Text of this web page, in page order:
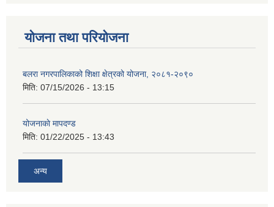
योजना तथा परियोजना
बलरा नगरपालिकाको शिक्षा क्षेत्रको योजना, २०८१-२०९०
मिति: 07/15/2026 - 13:15
योजनाकाे मापदण्ड
मिति: 01/22/2025 - 13:43
अन्य